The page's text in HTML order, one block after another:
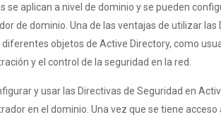
se aplican a nivel de dominio y se pueden
de dominio. Una de las ventajas de utilizar
diferentes objetos de Active Directory, como
y el control de la seguridad en la red.
y usar las Directivas de Seguridad en
en el dominio. Una vez que se tiene